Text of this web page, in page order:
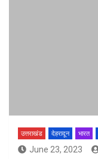
उत्तराखंड देहरादून भारत
June 23, 2023